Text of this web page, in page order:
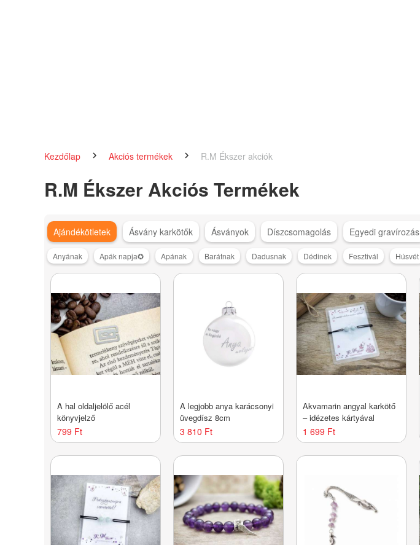
Kezdőlap Akciós termékek R.M Ékszer akciók
R.M Ékszer Akciós Termékek
Ajándékötletek Ásvány karkötők Ásványok Díszcsomagolás Egyedi gravírozás
Anyának Apák napja✪ Apának Barátnak Dadusnak Dédinek Fesztivál Húsvét
A hal oldaljelölő acél
könyvjelző
799 Ft
A legjobb anya karácsonyi
üvegdísz 8cm
3 810 Ft
Akvamarin angyal karkötő
– idézetes kártyával
1 699 Ft